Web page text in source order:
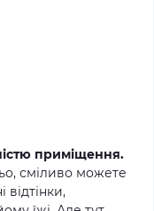
приміщення.
сміливо можете
відтінки,